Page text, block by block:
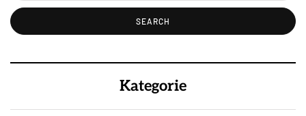
Kategorie